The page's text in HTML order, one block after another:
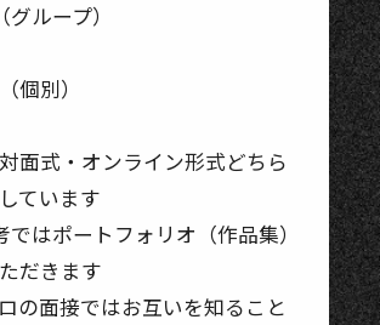
ループ）
個別）
面式・オンライン形式どちら
ています
はポートフォリオ（作品集）
だきます
の面接ではお互いを知ること